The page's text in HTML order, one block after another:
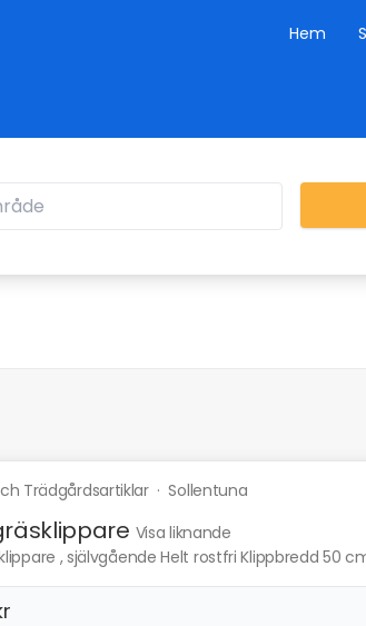
Hem
Trädgårdsartiklar·Sollentuna
Visa liknande
, självgående Helt rostfri Klippbredd 50